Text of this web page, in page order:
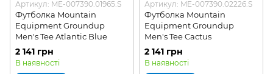
Артикул: ME-007390.01965.S
Футболка Mountain
Equipment Groundup
Men's Tee Atlantic Blue
2 141 грн
В наявності
Артикул: ME-007390.02226.S
Футболка Mountain
Equipment Groundup
Men's Tee Cactus
2 141 грн
В наявності